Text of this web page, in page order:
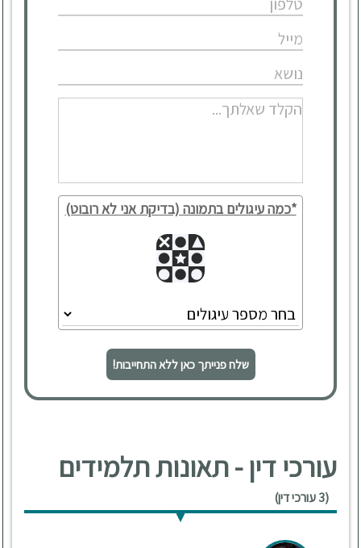
*כמה עיגולים בתמונה (בדיקת אני לא רובוט)
שלח פנייתך כאן ללא התחייבות!
עורכי דין - תאונות תלמידים
(3 עורכי דין)